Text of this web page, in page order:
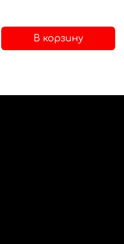
В корзину